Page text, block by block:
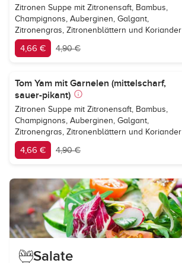
Zitronen Suppe mit Zitronensaft, Bambus,
Champignons, Auberginen, Galgant,
Zitronengras, Zitronenblättern und Koriander
4,66 € 4,90 €
Tom Yam mit Garnelen (mittelscharf,
sauer-pikant)
Zitronen Suppe mit Zitronensaft, Bambus,
Champignons, Auberginen, Galgant,
Zitronengras, Zitronenblättern und Koriander
4,66 € 4,90 €
Salate